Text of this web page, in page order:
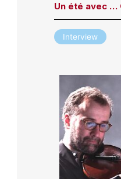
Un été avec …
Interview